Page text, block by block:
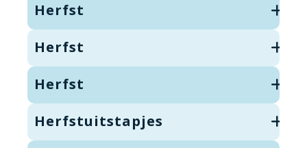
Herfst
Herfst
Herfst
Herfstuitstapjes